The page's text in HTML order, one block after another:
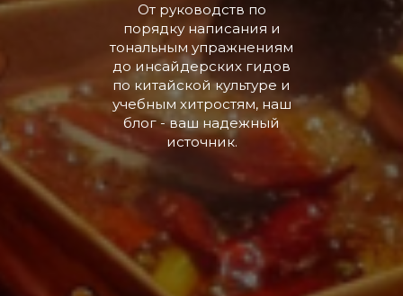
От руководств по
порядку написания и
тональным упражнениям
до инсайдерских гидов
по китайской культуре и
учебным хитростям, наш
блог - ваш надежный
источник.